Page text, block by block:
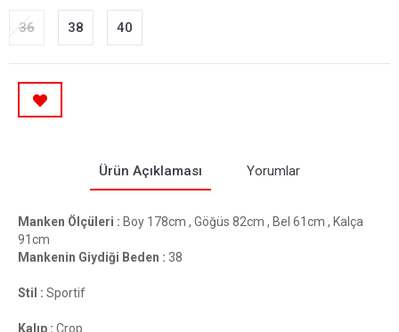
36 38 40
Ürün Açıklaması Yorumlar
Manken Ölçüleri : Boy 178cm , Göğüs 82cm , Bel 61cm , Kalça
91cm
Mankenin Giydiği Beden : 38
Stil : Sportif
Kalıp : Crop